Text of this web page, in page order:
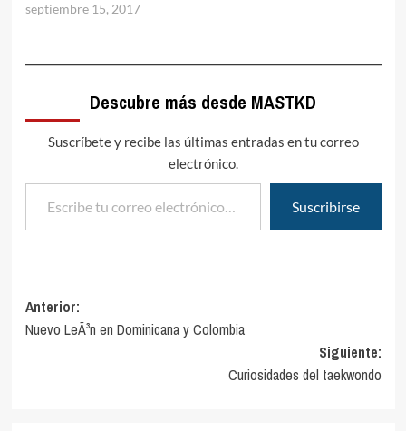
septiembre 15, 2017
Descubre más desde MASTKD
Suscríbete y recibe las últimas entradas en tu correo
electrónico.
Escribe tu correo electrónico…
Suscribirse
Navegación
de
Anterior:
Nuevo LeÃ³n en Dominicana y Colombia
Siguiente:
Curiosidades del taekwondo